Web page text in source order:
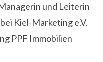
und Leiterin
Kiel-Marketing e.V.
PPF Immobilien